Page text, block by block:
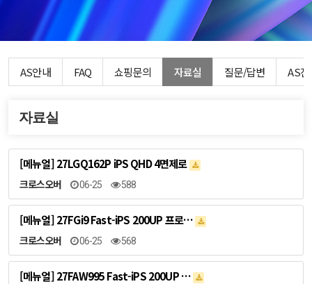
AS안내 FAQ 쇼핑문의 자료실 질문/답변 AS진
자료실
[메뉴얼] 27LGQ162P iPS QHD 4면제로
크로스오버 06-25 588
[메뉴얼] 27FGi9 Fast-iPS 200UP 프로…
크로스오버 06-25 568
[메뉴얼] 27FAW995 Fast-iPS 200UP …